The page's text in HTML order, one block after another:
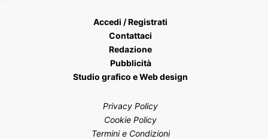
Accedi / Registrati
Contattaci
Redazione
Pubblicità
Studio grafico e Web design
Privacy Policy
Cookie Policy
Termini e Condizioni